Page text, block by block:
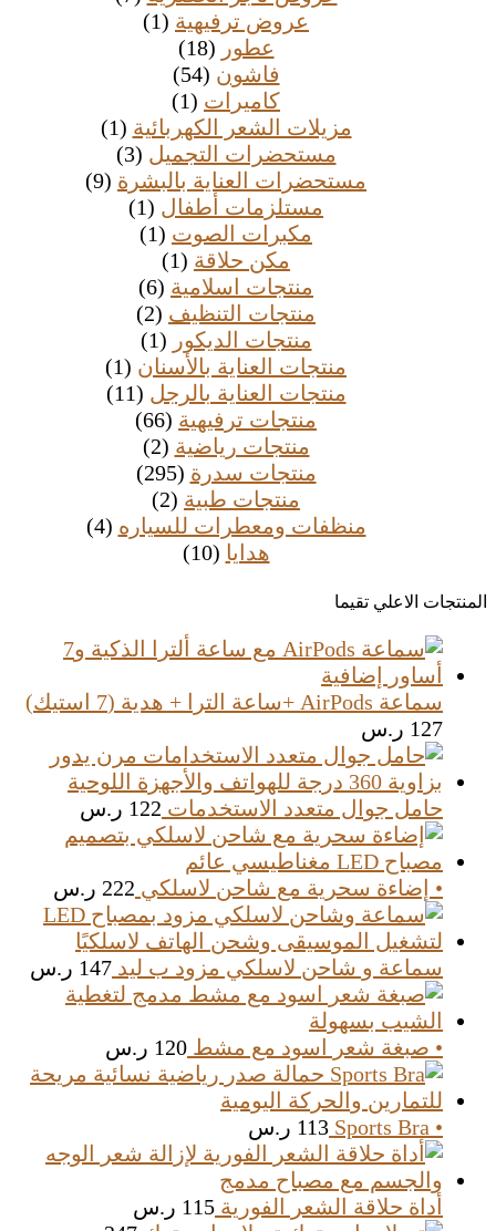
عروض ترفيهية (1)
عطور (18)
فاشون (54)
كاميرات (1)
مزيلات الشعر الكهربائية (1)
مستحضرات التجميل (3)
مستحضرات العناية بالبشرة (9)
مستلزمات أطفال (1)
مكبرات الصوت (1)
مكن حلاقة (1)
منتجات اسلامية (6)
منتجات التنظيف (2)
منتجات الديكور (1)
منتجات العناية بالأسنان (1)
منتجات العناية بالرجل (11)
منتجات ترفيهية (66)
منتجات رياضية (2)
منتجات سدرة (295)
منتجات طبية (2)
منظفات ومعطرات للسياره (4)
هدايا (10)
المنتجات الاعلي تقيما
سماعة AirPods +ساعة الترا + هدية (7 استيك)
127 ر.س
حامل جوال متعدد الاستخدمات 122 ر.س
• إضاءة سحرية مع شاحن لاسلكي 222 ر.س
سماعة و شاحن لاسلكي مزود ب ليد 147 ر.س
• صبغة شعر اسود مع مشط 120 ر.س
• Sports Bra
113 ر.س
أداة حلاقة الشعر الفورية 115 ر.س